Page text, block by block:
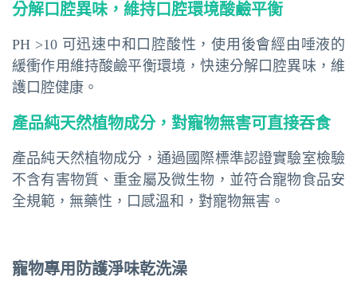
分解口腔異味，維持口腔環境酸鹼平衡
PH >10 可迅速中和口腔酸性，使用後會經由唾液的
緩衝作用維持酸鹼平衡環境，快速分解口腔異味，維
護口腔健康。
產品純天然植物成分，對寵物無害可直接吞食
產品純天然植物成分，通過國際標準認證實驗室檢驗
不含有害物質、重金屬及微生物，並符合寵物食品安
全規範，無藥性，口感溫和，對寵物無害。
寵物專用防護淨味乾洗澡